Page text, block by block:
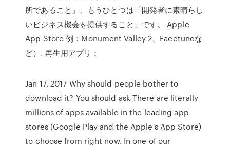
所であること」、もうひとつは「開発者に素晴らし
いビジネス機会を提供すること」です。 Apple
App Store 例：Monument Valley 2、Facetuneな
ど）. 再生用アプリ：
Jan 17, 2017 Why should people bother to
download it? You should ask There are literally
millions of apps available in the leading app
stores (Google Play and the Apple's App Store)
to choose from right now. In one of our